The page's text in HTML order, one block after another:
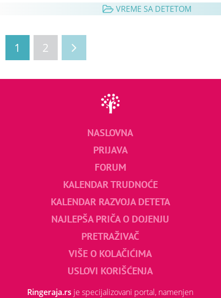
VREME SA DETETOM
1 2
NASLOVNA
PRIJAVA
FORUM
KALENDAR TRUDNOĆE
KALENDAR RAZVOJA DETETA
NAJLEPŠA PRIČA O DOJENJU
PRETRAŽIVAČ
VIŠE O KOLAČIĆIMA
USLOVI KORIŠĆENJA
Ringeraja.rs je specijalizovani portal, namenjen